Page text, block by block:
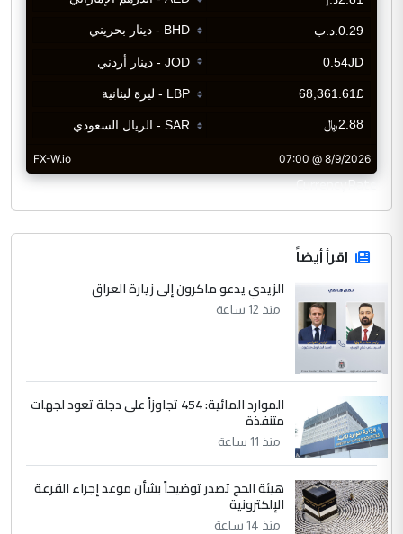
CurrencyRate
اقرأ أيضاً
الزيدي يدعو ماكرون إلى زيارة العراق
منذ 12 ساعة
الموارد المائية: 454 تجاوزاً على دجلة تعود لجهات
متنفذة
منذ 11 ساعة
هيئة الحج تصدر توضيحاً بشأن موعد إجراء القرعة
الإلكترونية
منذ 14 ساعة